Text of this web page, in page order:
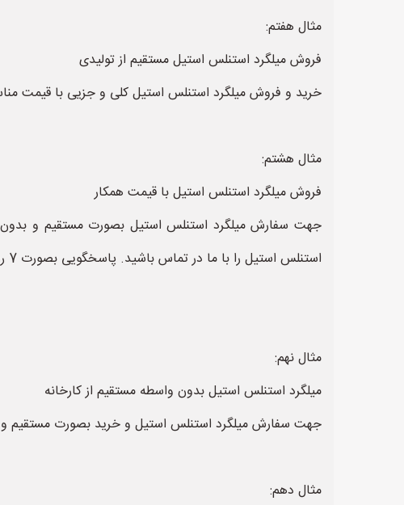
مثال هفتم:
فروش میلگرد استنلس استیل مستقیم از تولیدی
خرید و فروش میلگرد استنلس استیل کلی و جزیی با قیمت
مثال هشتم:
فروش میلگرد استنلس استیل با قیمت همکار
جهت سفارش میلگرد استنلس استیل بصورت مستقیم و بدون
استنلس استیل را با ما در تماس باشید. پاسخگویی بصورت 7 روز هفته.
مثال نهم:
میلگرد استنلس استیل بدون واسطه مستقیم از کارخانه
جهت سفارش میلگرد استنلس استیل و خرید بصورت مستقیم و
مثال دهم: